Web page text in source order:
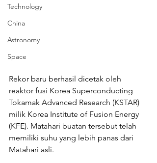
Technology
China
Astronomy
Space
Rekor baru berhasil dicetak oleh
reaktor fusi Korea Superconducting
Tokamak Advanced Research (KSTAR)
milik Korea Institute of Fusion Energy
(KFE). Matahari buatan tersebut telah
memiliki suhu yang lebih panas dari
Matahari asli.